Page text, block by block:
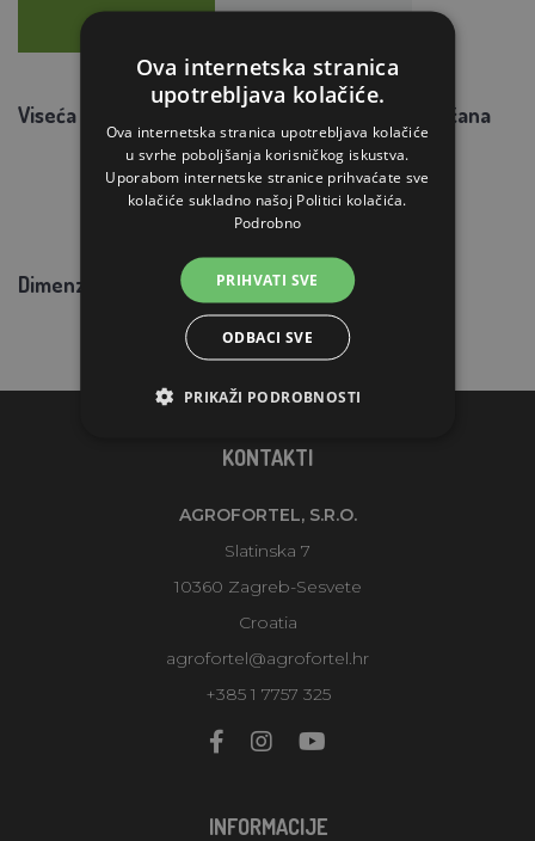
OPIS
Viseća košarica za hranu (trava, sijeno) - pocinčana
Dimenzije: Ø 140 – Ø 380 x 500 mm
KONTAKTI
AGROFORTEL, S.R.O.
Slatinska 7
10360 Zagreb-Sesvete
Croatia
agrofortel@agrofortel.hr
+385 1 7757 325
INFORMACIJE
Ova internetska stranica
upotrebljava kolačiće.
Ova internetska stranica upotrebljava kolačiće
u svrhe poboljšanja korisničkog iskustva.
Uporabom internetske stranice prihvaćate sve
kolačiće sukladno našoj Politici kolačića.
Podrobno
PRIHVATI SVE
ODBACI SVE
PRIKAŽI PODROBNOSTI